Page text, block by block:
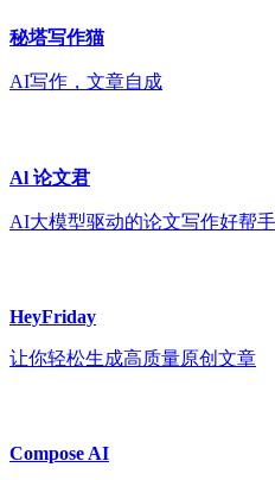
秘塔写作猫
AI写作，文章自成
Al 论文君
AI大模型驱动的论文写作好帮手
HeyFriday
让你轻松生成高质量原创文章
Compose AI